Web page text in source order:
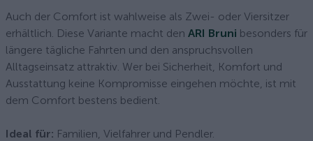
Auch der Comfort ist wahlweise als Zwei- oder Viersitzer
erhältlich. Diese Variante macht den ARI Bruni besonders für
längere tägliche Fahrten und den anspruchsvollen
Alltagseinsatz attraktiv. Wer bei Sicherheit, Komfort und
Ausstattung keine Kompromisse eingehen möchte, ist mit
dem Comfort bestens bedient.
Ideal für: Familien, Vielfahrer und Pendler.